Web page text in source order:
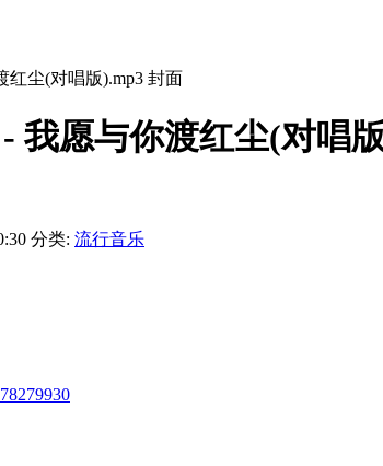
我愿与你渡红尘(对唱
分类: 流行音乐